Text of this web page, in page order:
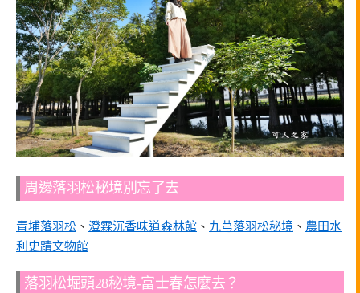
周邊落羽松秘境別忘了去
青埔落羽松 、 澄霖沉香味道森林館 、 九芎落羽松秘境 、 農田水
利史蹟文物館
落羽松堀頭28秘境-富士春怎麼去？